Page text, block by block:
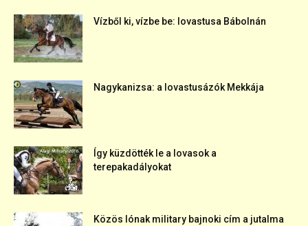
Vízből ki, vízbe be: lovastusa Bábolnán
Nagykanizsa: a lovastusázók Mekkája
Így küzdötték le a lovasok a
terepakadályokat
Közös lónak military bajnoki cím a jutalma